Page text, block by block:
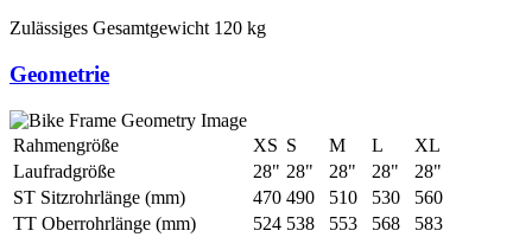
Zulässiges Gesamtgewicht 120 kg
Geometrie
Rahmengröße XS S M L
XL
Laufradgröße
28" 28" 28" 28"
28"
ST Sitzrohrlänge (mm)
470 490 510 530
560
TT Oberrohrlänge (mm)
524 538 553 568
583